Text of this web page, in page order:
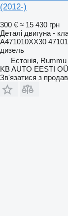
(2012-)
300 € ≈ 15 430 грн
Деталі двигуна -
A471010XX30
дизель
Естонія, Rummu
KB AUTO EESTI OÜ
Зв'язатися з